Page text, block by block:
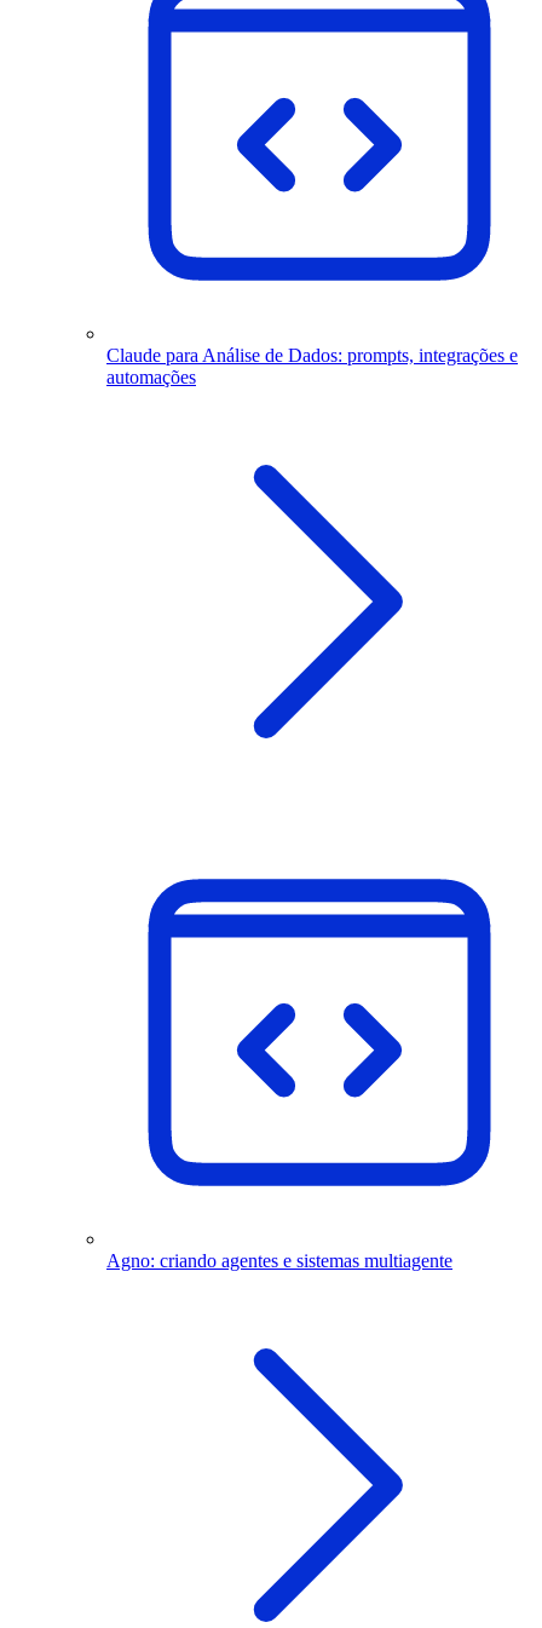
Claude para Análise de Dados: prompts, integrações e
automações
Agno: criando agentes e sistemas multiagente